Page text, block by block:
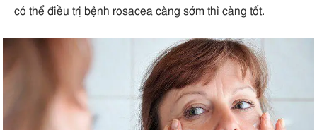
có thể điều trị bệnh rosacea càng sớm thì càng tốt.